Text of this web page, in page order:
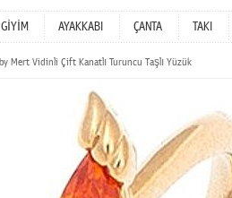
GİYİM AYAKKABI ÇANTA TAKI
Mert Vidinli Çift Kanatlı Turuncu Taşlı Yüzük